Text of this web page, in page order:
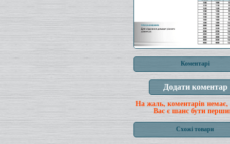
Коментарі
На жаль, коментарів немає,
Вас є шанс бути
Схожі товари